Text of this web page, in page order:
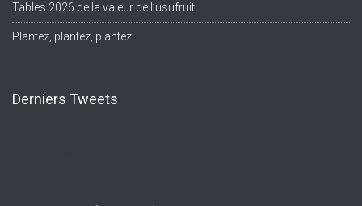
Tables 2026 de la valeur de l’usufruit
Plantez, plantez, plantez…
Derniers Tweets